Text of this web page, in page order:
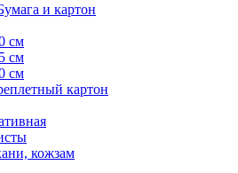
и картон
см
см
см
картон
кожзам